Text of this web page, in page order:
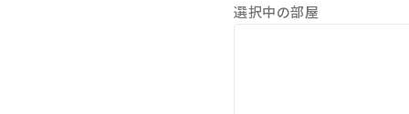
◆開催日程｜毎週土曜日
◆出演者は日替わり、イベ
詳細はホテル公式HPをご
選択中の部屋